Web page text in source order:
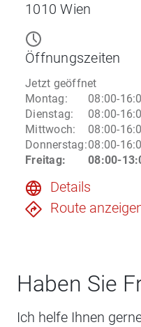
1010 Wien
Öffnungszeiten
Jetzt geöffnet
Montag:
08:00-
Dienstag:
08:00-
Mittwoch:
08:00-
Donnerstag:08:00-
Freitag: 08:00-
Details
Route
Haben Sie
Ich helfe Ihnen